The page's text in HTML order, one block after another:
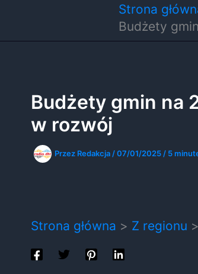
Strona
Budżety
Budżety gmin na
w rozwój
Przez Redakcja /07/01/2025 / 5
Strona główna Z regionu